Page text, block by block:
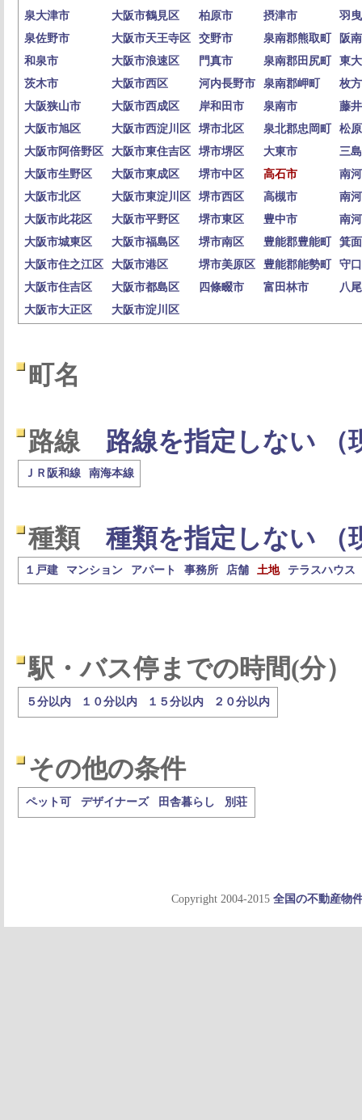
泉大津市
大阪市鶴見区 柏原市 摂津市
羽
泉佐野市
大阪市天王寺区 交野市 泉南郡熊取町
阪
和泉市
大阪市浪速区 門真市 泉南郡田尻町
東
茨木市
大阪市西区 河内長野市 泉南郡岬町
枚
大阪狭山市
大阪市西成区 岸和田市 泉南市
藤
大阪市旭区
大阪市西淀川区 堺市北区 泉北郡忠岡町
松
大阪市阿倍野区
大阪市東住吉区 堺市堺区 大東市
三
大阪市生野区
大阪市東成区 堺市中区 高石市
南
大阪市北区
大阪市東淀川区 堺市西区 高槻市
南
大阪市此花区
大阪市平野区 堺市東区 豊中市
南
大阪市城東区
大阪市福島区 堺市南区 豊能郡豊能町
箕
大阪市住之江区
大阪市港区 堺市美原区 豊能郡能勢町
守
大阪市住吉区
大阪市都島区 四條畷市 富田林市
八
大阪市大正区
大阪市淀川区
町名
路線 路線を指定しない （
ＪＲ阪和線 南海本線
種類 種類を指定しない （
１戸建 マンション アパート 事務所 店舗 土地 テラスハウス
駅・バス停までの時間(分）
５分以内 １０分以内 １５分以内 ２０分以内
その他の条件
ペット可 デザイナーズ 田舎暮らし 別荘
Copyright 2004-2015 全国の不動産物